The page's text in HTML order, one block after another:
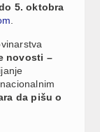
5. oktobra
novosti –
da pišu o